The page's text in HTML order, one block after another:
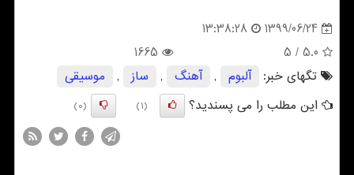
1399/06/24
13:38:28
5.0
/ 5
1665
تگهای خبر:
آلبوم , آهنگ , ساز ,
موسیقی
این مطلب را می پسندید؟
(1)
(0)